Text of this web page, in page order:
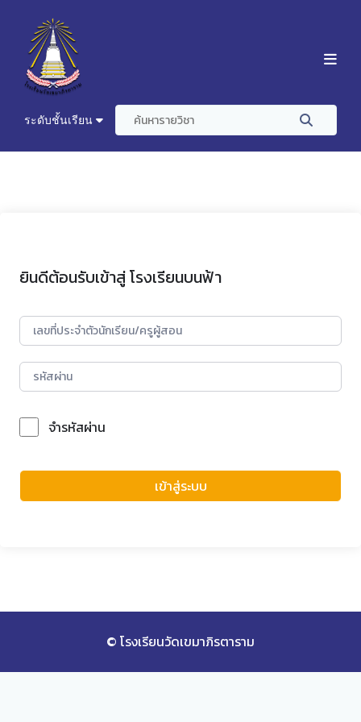
ระดับชั้นเรียน
ยินดีต้อนรับเข้าสู่ โรงเรียนบนฟ้า
จำรหัสผ่าน
เข้าสู่ระบบ
© โรงเรียนวัดเขมาภิรตาราม